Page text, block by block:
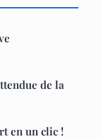
de la
en un clic !